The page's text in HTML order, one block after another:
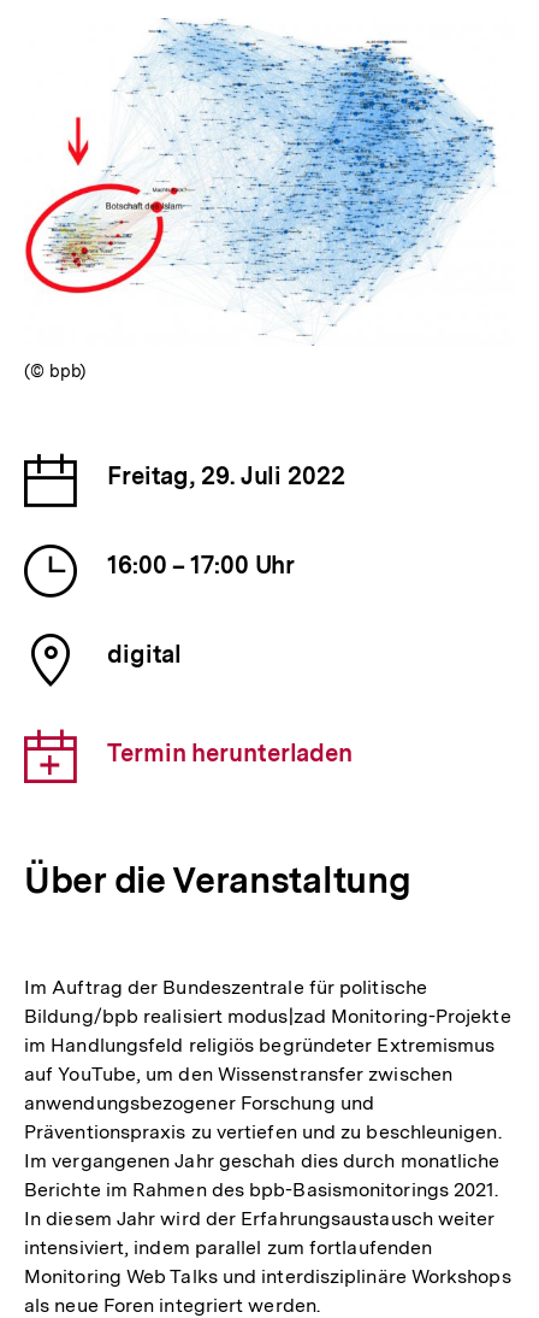
(© bpb)
Datum
der
Veranstaltung
Freitag, 29. Juli 2022
Uhrzeit
der
Veranstaltung
16:00 – 17:00 Uhr
Ort
der
digital
Download-
Link:
Termin herunterladen
Über die Veranstaltung
Im Auftrag der Bundeszentrale für politische
Bildung/bpb realisiert modus|zad Monitoring-Projekte
im Handlungsfeld religiös begründeter Extremismus
auf YouTube, um den Wissenstransfer zwischen
anwendungsbezogener Forschung und
Präventionspraxis zu vertiefen und zu beschleunigen.
Im vergangenen Jahr geschah dies durch monatliche
Berichte im Rahmen des bpb-Basismonitorings 2021.
In diesem Jahr wird der Erfahrungsaustausch weiter
intensiviert, indem parallel zum fortlaufenden
Monitoring Web Talks und interdisziplinäre Workshops
als neue Foren integriert werden.